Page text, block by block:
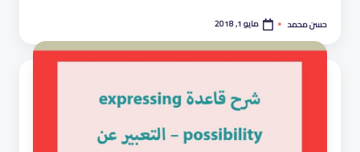
تمّ
النشر
بواسطة
حسن محمد مايو 1, 2018